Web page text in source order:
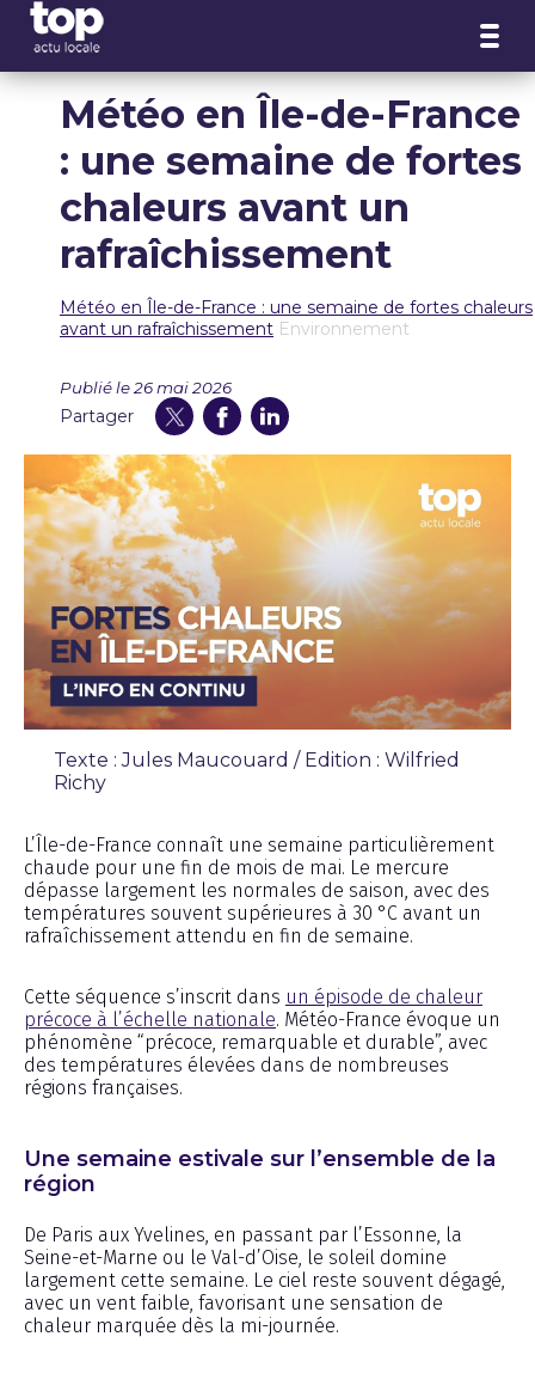
Météo en Île-de-France
: une semaine de fortes
chaleurs avant un
rafraîchissement
Météo en Île-de-France : une semaine de fortes chaleurs
avant un rafraîchissement Environnement
Publié le 26 mai 2026
Partager
Texte : Jules Maucouard / Edition : Wilfried
Richy
L’Île-de-France connaît une semaine particulièrement
chaude pour une fin de mois de mai. Le mercure
dépasse largement les normales de saison, avec des
températures souvent supérieures à 30 °C avant un
rafraîchissement attendu en fin de semaine.
Cette séquence s’inscrit dans un épisode de chaleur
précoce à l’échelle nationale. Météo-France évoque un
phénomène “précoce, remarquable et durable”, avec
des températures élevées dans de nombreuses
régions françaises.
Une semaine estivale sur l’ensemble de la
région
De Paris aux Yvelines, en passant par l’Essonne, la
Seine-et-Marne ou le Val-d’Oise, le soleil domine
largement cette semaine. Le ciel reste souvent dégagé,
avec un vent faible, favorisant une sensation de
chaleur marquée dès la mi-journée.
Panneau de gestion des cookies